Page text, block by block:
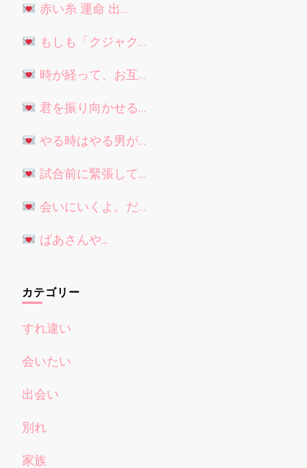
赤い糸 運命 出…
もしも「クジャク…
時が経って、お互…
君を振り向かせる…
やる時はやる男が…
試合前に緊張して…
会いにいくよ。だ…
ばあさんや...
カテゴリー
すれ違い
会いたい
出会い
別れ
家族